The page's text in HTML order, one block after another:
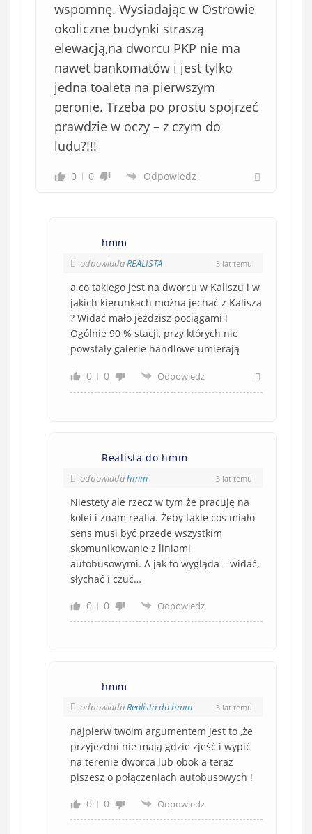
wspomnę. Wysiadając w Ostrowie
okoliczne budynki straszą
elewacją,na dworcu PKP nie ma
nawet bankomatów i jest tylko
jedna toaleta na pierwszym
peronie. Trzeba po prostu spojrzeć
prawdzie w oczy – z czym do
ludu?!!!
0 0 Odpowiedz
hmm
odpowiadaREALISTA 3 lat temu
a co takiego jest na dworcu w Kaliszu i w
jakich kierunkach można jechać z Kalisza
? Widać mało jeździsz pociągami !
Ogólnie 90 % stacji, przy których nie
powstały galerie handlowe umierają
0 0 Odpowiedz
Realista do hmm
odpowiadahmm 3 lat temu
Niestety ale rzecz w tym że pracuję na
kolei i znam realia. Żeby takie coś miało
sens musi być przede wszystkim
skomunikowanie z liniami
autobusowymi. A jak to wygląda – widać,
słychać i czuć…
0
0 Odpowiedz
hmm
odpowiadaRealista do hmm 3 lat temu
najpierw twoim argumentem jest to ,że
przyjezdni nie mają gdzie zjeść i wypić
na terenie dworca lub obok a teraz
piszesz o połączeniach autobusowych !
0
0 Odpowiedz